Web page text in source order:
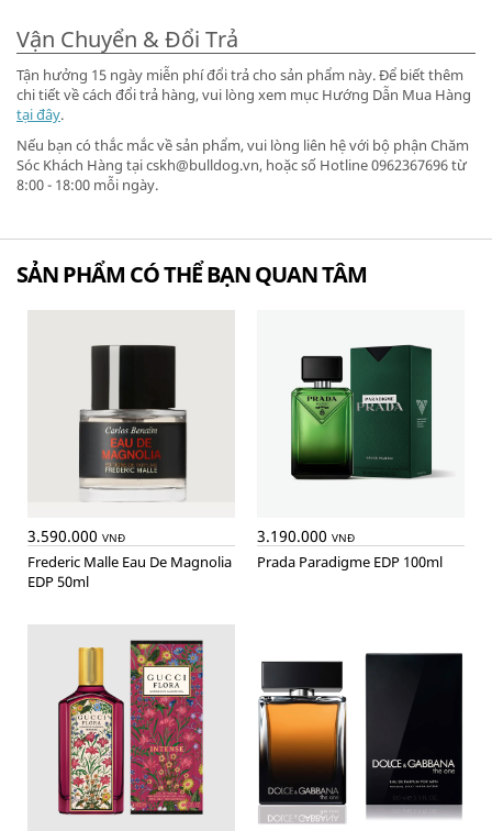
Vận Chuyển & Đổi Trả
Tận hưởng 15 ngày miễn phí đổi trả cho sản phẩm này. Để biết thêm
chi tiết về cách đổi trả hàng, vui lòng xem mục Hướng Dẫn Mua Hàng
tại đây.
Nếu bạn có thắc mắc về sản phẩm, vui lòng liên hệ với bộ phận Chăm
Sóc Khách Hàng tại cskh@bulldog.vn, hoặc số Hotline 0962367696 từ
8:00 - 18:00 mỗi ngày.
SẢN PHẨM CÓ THỂ BẠN QUAN TÂM
3.590.000 VNĐ
Frederic Malle Eau De Magnolia
EDP 50ml
3.190.000 VNĐ
Prada Paradigme EDP 100ml